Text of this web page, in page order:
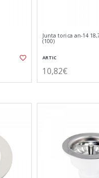
Junta torica an-14
(100)
ARTIC
10,82€